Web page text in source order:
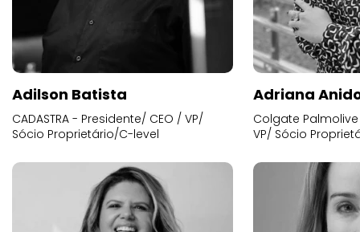
Adilson Batista
CADASTRA - Presidente/ CEO / VP/
Sócio Proprietário/C-level
Adriana
Colgate
VP/ Sócio